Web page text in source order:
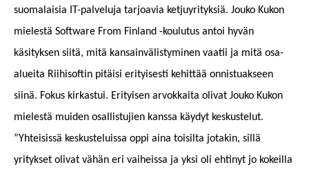
suomalaisia IT-palveluja tarjoavia ketjuyrityksiä. Jouko Kukon
mielestä Software From Finland -koulutus antoi hyvän
käsityksen siitä, mitä kansainvälistyminen vaatii ja mitä osa-
alueita Riihisoftin pitäisi erityisesti kehittää onnistuakseen
siinä. Fokus kirkastui. Erityisen arvokkaita olivat Jouko Kukon
mielestä muiden osallistujien kanssa käydyt keskustelut.
”Yhteisissä keskusteluissa oppi aina toisilta jotakin, sillä
yritykset olivat vähän eri vaiheissa ja yksi oli ehtinyt jo kokeilla